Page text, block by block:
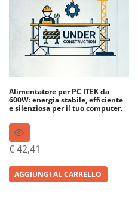
Alimentatore per PC ITEK da
600W: energia stabile, efficiente
e silenziosa per il tuo computer.
€42,41
AGGIUNGI AL CARRELLO